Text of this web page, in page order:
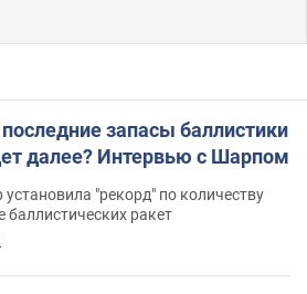
запасы баллистики
далее? Интервью с Шарпом
"рекорд" по количеству
ракет